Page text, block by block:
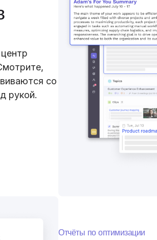
со
рукой.
Отчёты по оптимизации